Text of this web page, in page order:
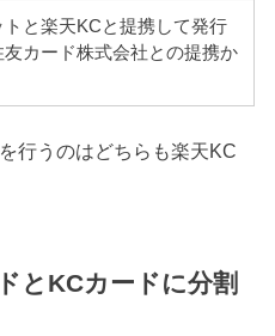
と楽天KCと提携して発行
カード株式会社との提携か
行うのはどちらも楽天KC
とKCカードに分割